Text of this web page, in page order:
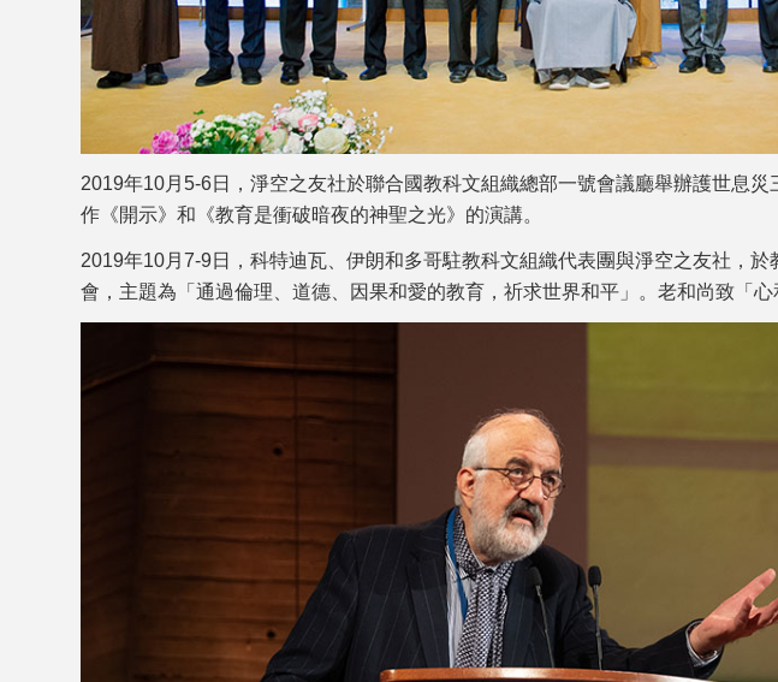
2019年10月5-6日，淨空之友社於聯合國教科文組織總部一號會議廳舉辦護世息
作《開示》和《教育是衝破暗夜的神聖之光》的演講。
2019年10月7-9日，科特迪瓦、伊朗和多哥駐教科文組織代表團與淨空之友社，
會，主題為「通過倫理、道德、因果和愛的教育，祈求世界和平」。老和尚致「心